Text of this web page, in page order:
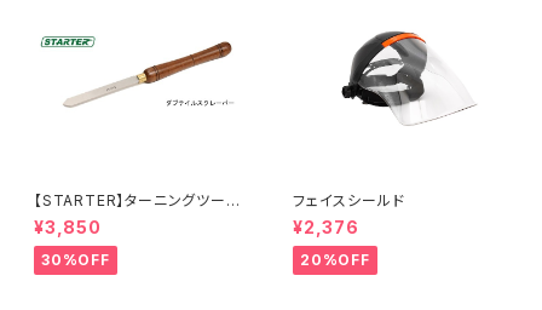
【STARTER】ターニングツール
『ダブテイルスクレーパー 25×
6.5mm 』ハイス鋼 旋盤用刃物
¥3,850
30%OFF
フェイスシールド
¥2,376
20%OFF